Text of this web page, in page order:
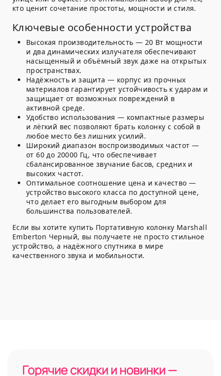
кто ценит сочетание простоты, мощности и стиля.
Ключевые особенности устройства
Высокая производительность — 20 Вт мощности
и два динамических излучателя обеспечивают
насыщенный и объёмный звук даже на открытых
пространствах.
Надёжность и защита — корпус из прочных
материалов гарантирует устойчивость к ударам и
защищает от возможных повреждений в
активной среде.
Удобство использования — компактные размеры
и лёгкий вес позволяют брать колонку с собой в
любое место без лишних усилий.
Широкий диапазон воспроизводимых частот —
от 60 до 20000 Гц, что обеспечивает
сбалансированное звучание басов, средних и
высоких частот.
Оптимальное соотношение цена и качество —
устройство высокого класса по доступной цене,
что делает его выгодным выбором для
большинства пользователей.
Если вы хотите купить Портативную колонку Marshall
Emberton Черный, вы получаете не просто стильное
устройство, а надёжного спутника в мире
качественного звука и мобильности.
Горячие скидки и новинки —